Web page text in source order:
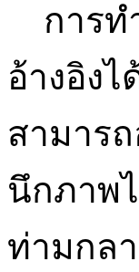
การท
อ้างอิง
สามาร
นึกภาพ
ท่ามกล